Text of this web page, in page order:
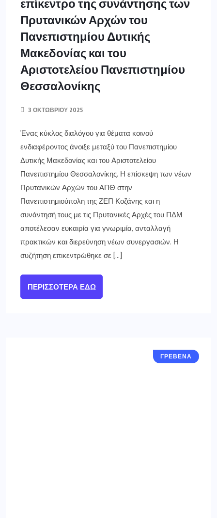
Πρυτανικών Αρχών του
Πανεπιστημίου Δυτικής
Μακεδονίας και του
Αριστοτελείου Πανεπιστημίου
Θεσσαλονίκης
3 ΟΚΤΩΒΡΊΟΥ 2025
Ένας κύκλος διαλόγου για θέματα κοινού
ενδιαφέροντος άνοιξε μεταξύ του Πανεπιστημίου
Δυτικής Μακεδονίας και του Αριστοτελείου
Πανεπιστημίου Θεσσαλονίκης. Η επίσκεψη των νέων
Πρυτανικών Αρχών του ΑΠΘ στην
Πανεπιστημιούπολη της ΖΕΠ Κοζάνης και η
συνάντησή τους με τις Πρυτανικές Αρχές του ΠΔΜ
αποτέλεσαν ευκαιρία για γνωριμία, ανταλλαγή
πρακτικών και διερεύνηση νέων συνεργασιών. Η
συζήτηση επικεντρώθηκε σε […]
ΠΕΡΙΣΣΌΤΕΡΑ ΕΔΏ
ΓΡΕΒΕΝΑ